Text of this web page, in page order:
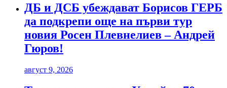
ДБ и ДСБ убеждават Борисов ГЕРБ
да подкрепи още на първи тур
новия Росен Плевнелиев – Андрей
Гюров!
август 9, 2026